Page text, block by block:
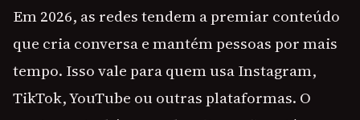
Em 2026, as redes tendem a premiar conteúdo
que cria conversa e mantém pessoas por mais
tempo. Isso vale para quem usa Instagram,
TikTok, YouTube ou outras plataformas. O